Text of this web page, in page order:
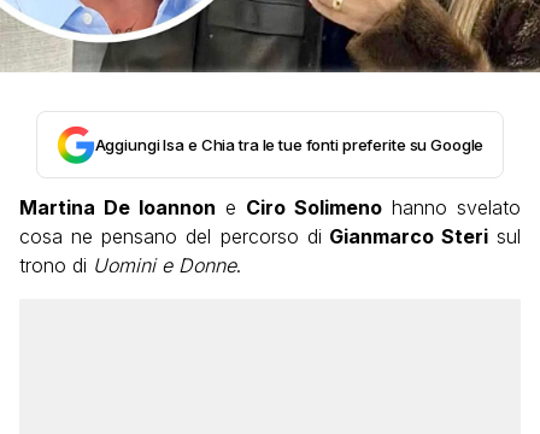
Aggiungi Isa e Chia tra le tue fonti preferite su Google
Martina De Ioannon e Ciro Solimeno hanno svelato
cosa ne pensano del percorso di Gianmarco Sterisul
trono di Uomini e Donne.